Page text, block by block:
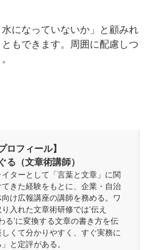
になっていないか」と顧みれ
もできます。周囲に配慮しつ
ロフィール】
る（文章術講師）
イターとして「言葉と文章」に関
きた経験をもとに、企業・自治
け広報講座の講師を務める。ワ
入れた文章術研修では‘伝え
る’に変換する文章の書き方を伝
くて分かりやすく、すぐ実務に
と定評がある。